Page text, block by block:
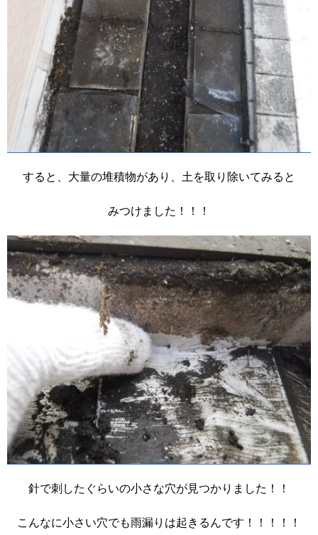
すると、大量の堆積物があり、土を取り除いてみると
みつけました！！！
針で刺したぐらいの小さな穴が見つかりました！！
こんなに小さい穴でも雨漏りは起きるんです！！！！！